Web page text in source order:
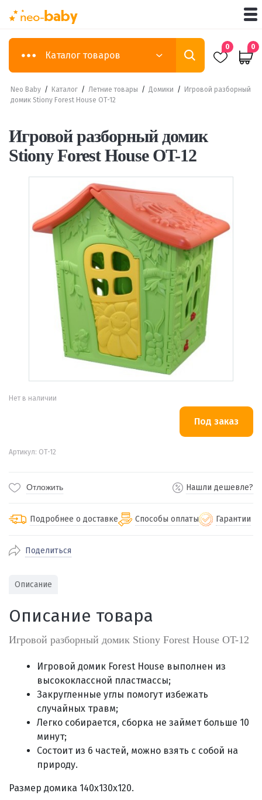
Каталог товаров
0 0
Neo Baby / Каталог / Летние товары / Домики /
Игровой разборный
домик Stiony Forest House OT-12
Игровой разборный домик
Stiony Forest House OT-12
Нет в наличии
Артикул: OT-12
Отложить Нашли дешевле?
Подробнее о доставке
По Екатеринбургу бесплатная
Отправляем во все регионы России
службами Пэк, Кит, Луч, Сдэк, Озон
доставка, Почта РФ или любой другой
Способы оплаты
Через СБП при получении (для
Екатеринбурга и близлежащих
городов)
Оплата по счету для юридических лиц
Гарантии
Поделиться
Описание
Описание товара
Игровой разборный домик Stiony Forest House OT-12
Игровой домик Forest House выполнен из
высококлассной пластмассы;
Закругленные углы помогут избежать
случайных травм;
Легко собирается, сборка не займет больше 10
минут;
Состоит из 6 частей, можно взять с собой на
природу.
Размер домика 140х130х120.